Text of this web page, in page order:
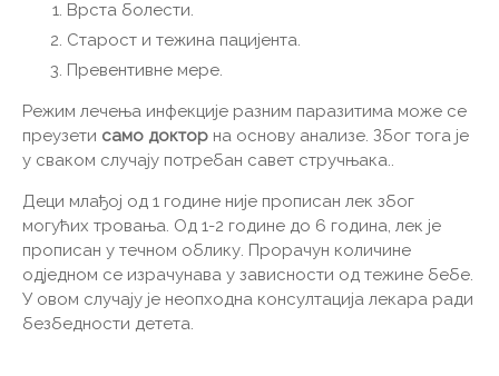
Врста болести.
Старост и тежина пацијента.
Превентивне мере.
Режим лечења инфекције разним паразитима може се
преузети само доктор на основу анализе. Због тога је
у сваком случају потребан савет стручњака..
Деци млађој од 1 године није прописан лек због
могућих тровања. Од 1-2 године до 6 година, лек је
прописан у течном облику. Прорачун количине
одједном се израчунава у зависности од тежине бебе.
У овом случају је неопходна консултација лекара ради
безбедности детета.